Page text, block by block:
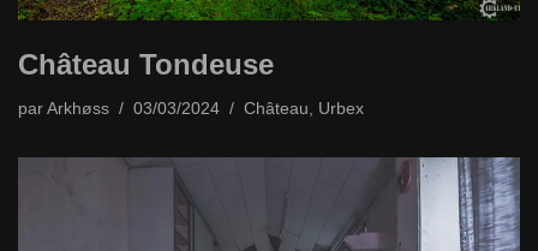
Château Tondeuse
par Arkhøss 03/03/2024 Château, Urbex